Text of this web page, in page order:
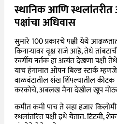
स्थानिक आणि स्थलांतरीत
पक्षांचा अधिवास
सुमारे 100 प्रकारचे पक्षी येथे
किनाऱ्यावर वृक्ष राजे आहे, तेथे
स्वर्गीय नर्तक हा अत्यंत देखणा पक्षी
याच हंगामात ओपन बिल्ड स्टार्क
वाळवंटातील शंख शिंपल्यातील कीटक
करकोचे, अबलख मैना देखील खूप
कमीत कमी पाच ते सहा हजार
स्थलांतरित पक्षी इथे येतात. टिटवी,